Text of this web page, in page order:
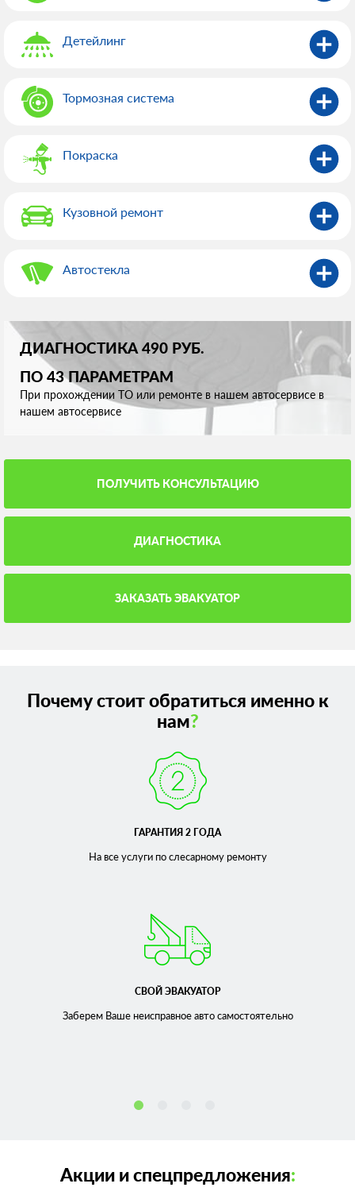
Детейлинг
Тормозная система
Покраска
Кузовной ремонт
Автостекла
ДИАГНОСТИКА 490 РУБ.
ПО 43 ПАРАМЕТРАМ
При прохождении ТО или ремонте в нашем автосервисе в
нашем автосервисе
ПОЛУЧИТЬ КОНСУЛЬТАЦИЮ
ДИАГНОСТИКА
ЗАКАЗАТЬ ЭВАКУАТОР
Почему стоит обратиться именно к
нам?
ГАРАНТИЯ 2 ГОДА
На все услуги по слесарномуремонту
СВОЙ ЭВАКУАТОР
Заберем Ваше неисправноеавто самостоятельно
Акции и спецпредложения: